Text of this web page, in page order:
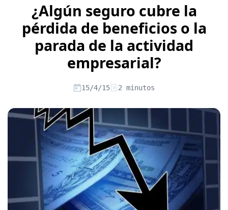
Artículos sobre Otros Seguros
Artículos sobre Seguros de Auto
Artículos sobre Seguros de Hogar
Artículos sobre Seguros de Salud Contenido extra
Artículos sobre Convenios Colectivos
Artículos sobre Educación Financiera
Artículos sobre Seguros de Vida Hipoteca
Artículos sobre Seguros de Decesos
Artículos sobre la Jubilación
¿Algún seguro cubre la
pérdida de beneficios o la
parada de la actividad
empresarial?
15/4/15 2 minutos